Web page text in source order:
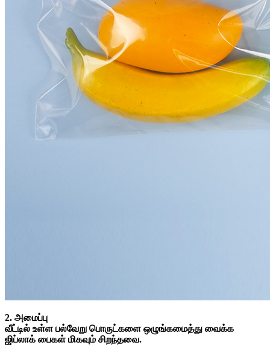
2. அமைப்பு
வீட்டில் உள்ள பல்வேறு பொருட்களை ஒழுங்கமைத்து வைக்க
ஜிப்லாக் பைகள் மிகவும் சிறந்தவை.